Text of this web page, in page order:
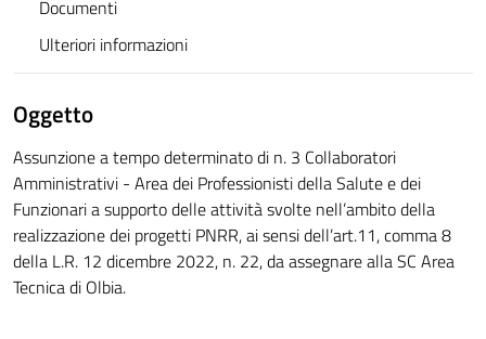
Documenti
Ulteriori informazioni
Oggetto
Assunzione a tempo determinato di n. 3 Collaboratori
Amministrativi - Area dei Professionisti della Salute e dei
Funzionari a supporto delle attività svolte nell’ambito della
realizzazione dei progetti PNRR, ai sensi dell’art.11, comma 8
della L.R. 12 dicembre 2022, n. 22, da assegnare alla SC Area
Tecnica di Olbia.